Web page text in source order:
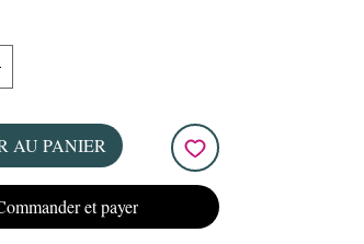
parfaite
précis, des dégradés
encore des effets artistiques
– formule respectueuse
les risques d’allergies.
free– pensée dans le
vos clientes et de l’éthique
AU PANIER
et payer